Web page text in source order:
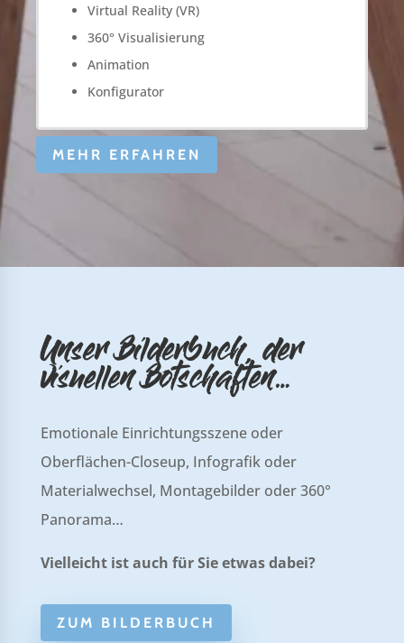
Virtual Reality (VR)
360° Visualisierung
Animation
Konfigurator
MEHR ERFAHREN
Unser Bilderbuch, der
visuellen Botschaften…
Emotionale Einrichtungsszene oder
Oberflächen-Closeup, Infografik oder
Materialwechsel, Montagebilder oder 360°
Panorama…
Vielleicht ist auch für Sie etwas dabei?
ZUM BILDERBUCH